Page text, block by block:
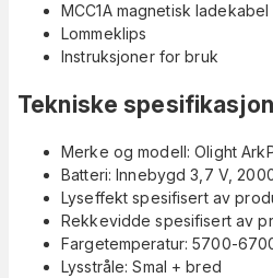
MCC1A magnetisk ladekabel
Lommeklips
Instruksjoner for bruk
Tekniske
Merke og modell: Olight
Batteri: Innebygd 3,7 V,
Lyseffekt spesifisert av
Rekkevidde spesifisert av
Fargetemperatur: 5700-
Lysstråle: Smal + bred